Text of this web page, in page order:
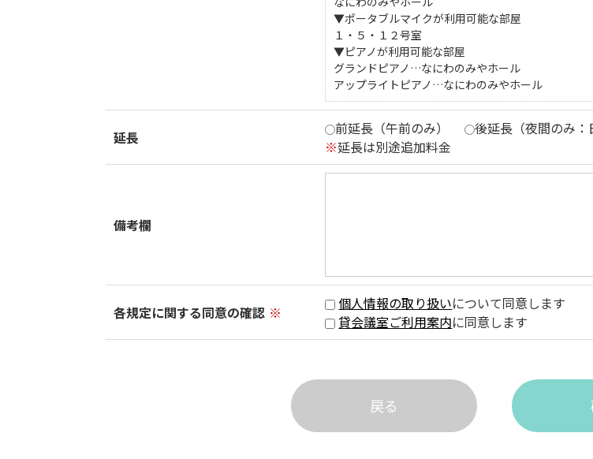
▼ポータブルマイクが利用可能な部屋
１・５・１２号室
▼ピアノが利用可能な部屋
グランドピアノ…なにわのみやホール
アップライトピアノ…なにわのみやホール
延長 前延長（午前のみ）
後延長（夜間のみ：
※延長は別途追加料金
備考欄
各規定に関する同意の確認 ※ 個人情報の取り扱いについて同意します
貸会議室ご利用案内に同意します
戻る